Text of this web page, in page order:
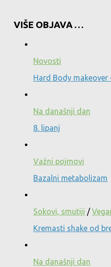
VIŠE OBJAVA …
Novosti
Hard Body makeover
Na današnji dan
8. lipanj
Važni pojmovi
Bazalni metabolizam
Sokovi, smutiji /
Kremasti shake od
Na današnji dan